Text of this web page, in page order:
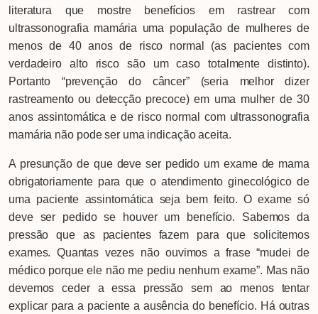
literatura que mostre benefícios em rastrear com
ultrassonografia mamária uma população de mulheres de
menos de 40 anos de risco normal (as pacientes com
verdadeiro alto risco são um caso totalmente distinto).
Portanto “prevenção do câncer” (seria melhor dizer
rastreamento ou detecção precoce) em uma mulher de 30
anos assintomática e de risco normal com ultrassonografia
mamária não pode ser uma indicação aceita.
A presunção de que deve ser pedido um exame de mama
obrigatoriamente para que o atendimento ginecológico de
uma paciente assintomática seja bem feito. O exame só
deve ser pedido se houver um benefício. Sabemos da
pressão que as pacientes fazem para que solicitemos
exames. Quantas vezes não ouvimos a frase “mudei de
médico porque ele não me pediu nenhum exame”. Mas não
devemos ceder a essa pressão sem ao menos tentar
explicar para a paciente a ausência do benefício. Há outras